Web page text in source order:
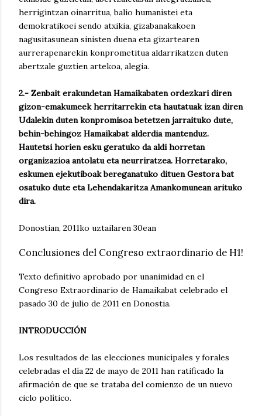
herrigintzan oinarritua, balio humanistei eta
demokratikoei sendo atxikia, gizabanakakoen
nagusitasunean sinisten duena eta gizartearen
aurrerapenarekin konprometitua aldarrikatzen duten
abertzale guztien artekoa, alegia.
2.- Zenbait erakundetan Hamaikabaten ordezkari diren
gizon-emakumeek herritarrekin eta hautatuak izan diren
Udalekin duten konpromisoa betetzen jarraituko dute,
behin-behingoz Hamaikabat alderdia mantenduz.
Hautetsi horien esku geratuko da aldi horretan
organizazioa antolatu eta neurriratzea. Horretarako,
eskumen ejekutiboak bereganatuko dituen Gestora bat
osatuko dute eta Lehendakaritza Amankomunean arituko
dira.
Donostian, 2011ko uztailaren 30ean
Conclusiones del Congreso extraordinario de H1!
Texto definitivo aprobado por unanimidad en el
Congreso Extraordinario de Hamaikabat celebrado el
pasado 30 de julio de 2011 en Donostia.
INTRODUCCIÓN
Los resultados de las elecciones municipales y forales
celebradas el día 22 de mayo de 2011 han ratificado la
afirmación de que se trataba del comienzo de un nuevo
ciclo político.